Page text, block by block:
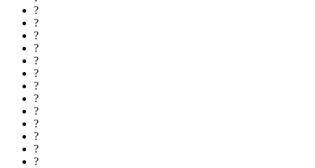
?
?
?
?
?
?
?
?
?
?
?
?
?